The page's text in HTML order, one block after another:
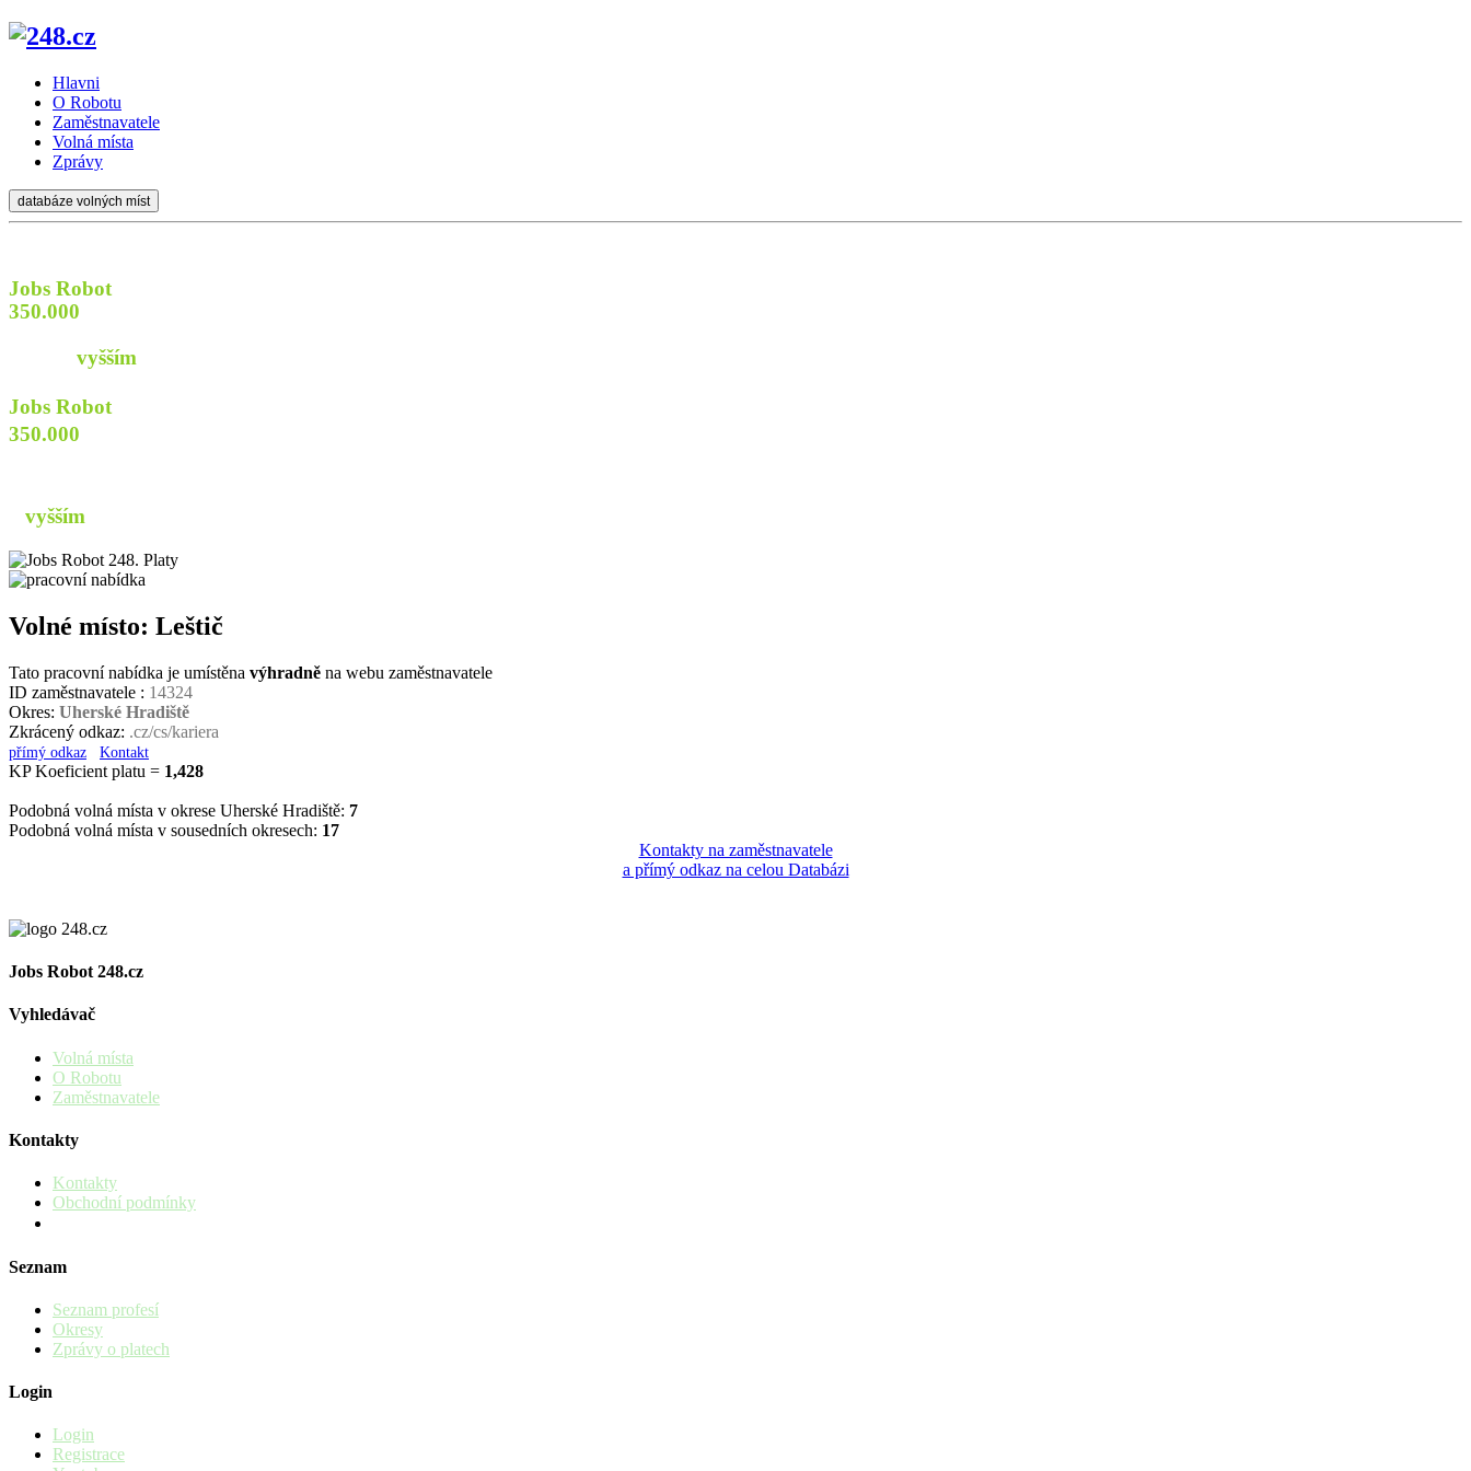
Hlavni
O Robotu
Zaměstnavatele
Volná místa
Zprávy
databáze volných míst
Jobs Robot
350.000
vyšším
Jobs Robot
350.000
vyšším
Volné místo: Leštič
Tato pracovní nabídka je umístěna výhradně na webu zaměstnavatele
ID zaměstnavatele : 14324
Okres: Uherské Hradiště
Zkrácený odkaz: .cz/cs/kariera
přímý odkaz Kontakt
KP Koeficient platu = 1,428
Podobná volná místa v okrese Uherské Hradiště: 7
Podobná volná místa v sousedních okresech: 17
Kontakty na zaměstnavatele
a přímý odkaz na celou Databázi
Jobs Robot 248.cz
Vyhledávač
Volná místa
O Robotu
Zaměstnavatele
Kontakty
Kontakty
Obchodní podmínky
Seznam
Seznam profesí
Okresy
Zprávy o platech
Login
Login
Registrace